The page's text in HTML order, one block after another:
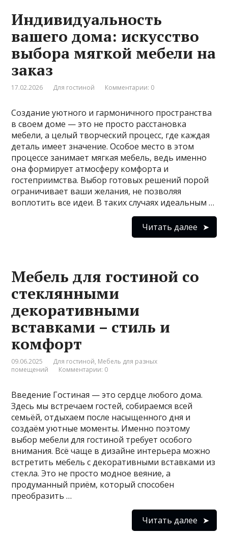
Индивидуальность
вашего дома: искусство
выбора мягкой мебели на
заказ
17.02.2026 Для гостиной Комментарии: 0
Создание уютного и гармоничного пространства
в своем доме — это не просто расстановка
мебели, а целый творческий процесс, где каждая
деталь имеет значение. Особое место в этом
процессе занимает мягкая мебель, ведь именно
она формирует атмосферу комфорта и
гостеприимства. Выбор готовых решений порой
ограничивает ваши желания, не позволяя
воплотить все идеи. В таких случаях идеальным …
Читать далее
Мебель для гостиной со
стеклянными
декоративными
вставками – стиль и
комфорт
09.06.2025 Для гостиной, Мебель для разных
помещений
Комментарии: 0
Введение Гостиная — это сердце любого дома.
Здесь мы встречаем гостей, собираемся всей
семьёй, отдыхаем после насыщенного дня и
создаём уютные моменты. Именно поэтому
выбор мебели для гостиной требует особого
внимания. Всё чаще в дизайне интерьера можно
встретить мебель с декоративными вставками из
стекла. Это не просто модное веяние, а
продуманный приём, который способен
преобразить …
Читать далее